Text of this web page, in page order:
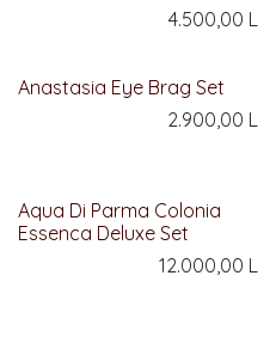
4.500,00 L
Anastasia Eye Brag Set
2.900,00 L
Aqua Di Parma Colonia
Essenca Deluxe Set
12.000,00 L